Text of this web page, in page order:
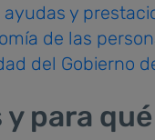
ayudas y
de las
del Gobierno
y para